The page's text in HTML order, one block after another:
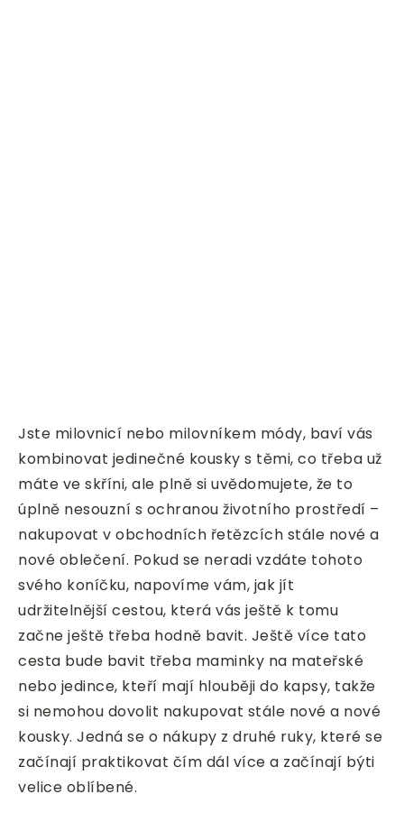
Jste milovnicí nebo milovníkem módy, baví vás
kombinovat jedinečné kousky s těmi, co třeba už
máte ve skříni, ale plně si uvědomujete, že to
úplně nesouzní s ochranou životního prostředí –
nakupovat v obchodních řetězcích stále nové a
nové oblečení. Pokud se neradi vzdáte tohoto
svého koníčku, napovíme vám, jak jít
udržitelnější cestou, která vás ještě k tomu
začne ještě třeba hodně bavit. Ještě více tato
cesta bude bavit třeba maminky na mateřské
nebo jedince, kteří mají hlouběji do kapsy, takže
si nemohou dovolit nakupovat stále nové a nové
kousky. Jedná se o nákupy z druhé ruky, které se
začínají praktikovat čím dál více a začínají býti
velice oblíbené.